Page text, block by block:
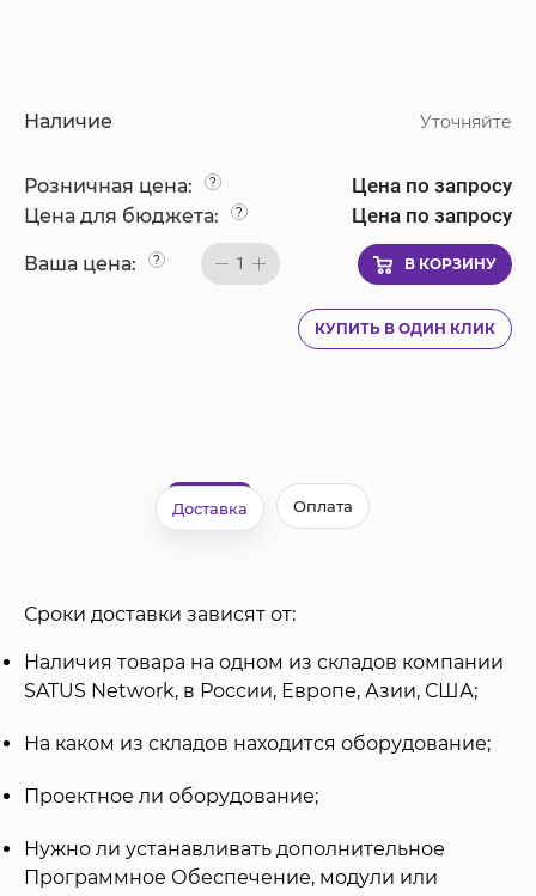
Наличие Уточняйте
Розничная цена: ? Цена по запросу
Цена для бюджета: ? Цена по запросу
Ваша цена: ? 1 В КОРЗИНУ
КУПИТЬ В ОДИН КЛИК
Доставка Оплата
Сроки доставки зависят от:
Наличия товара на одном из складов компании
SATUS Network, в России, Европе, Азии, США;
На каком из складов находится оборудование;
Проектное ли оборудование;
Нужно ли устанавливать дополнительное
Программное Обеспечение, модули или